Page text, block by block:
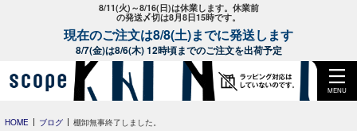
8/11(火)～8/16(日)は休業します。休業前
の発送〆切は8月8日15時です。
現在のご注文は8/8(土)までに発送します
8/7(金)は8/6(木) 12時頃までのご注文を出荷予定
MENU
HOME ブログ 棚卸無事終了しました。